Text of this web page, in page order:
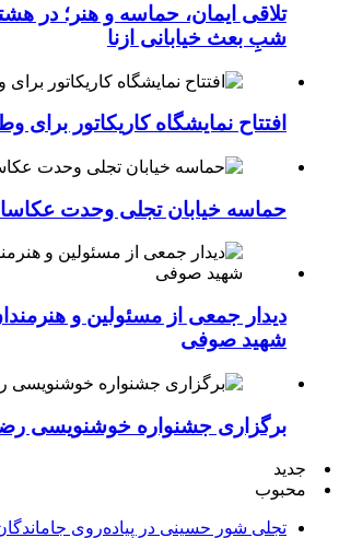
تلاقی ایمان، حماسه و هنر؛ در
شبِ بعث خیابانی ازنا
افتتاح نمایشگاه کاریکاتور برای
حماسه خیابان تجلی وحدت
دیدار جمعی از مسئولین و
شهید صوفی
برگزاری جشنواره خوشنویسی
جدید
محبوب
تجلی شور حسینی در پیاده‌روی